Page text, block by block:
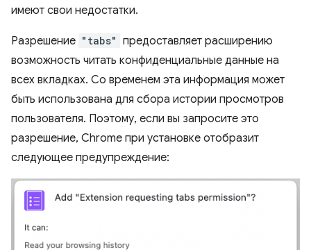
имеют свои недостатки.
Разрешение "tabs" предоставляет расширению
возможность читать конфиденциальные данные на
всех вкладках. Со временем эта информация может
быть использована для сбора истории просмотров
пользователя. Поэтому, если вы запросите это
разрешение, Chrome при установке отобразит
следующее предупреждение: